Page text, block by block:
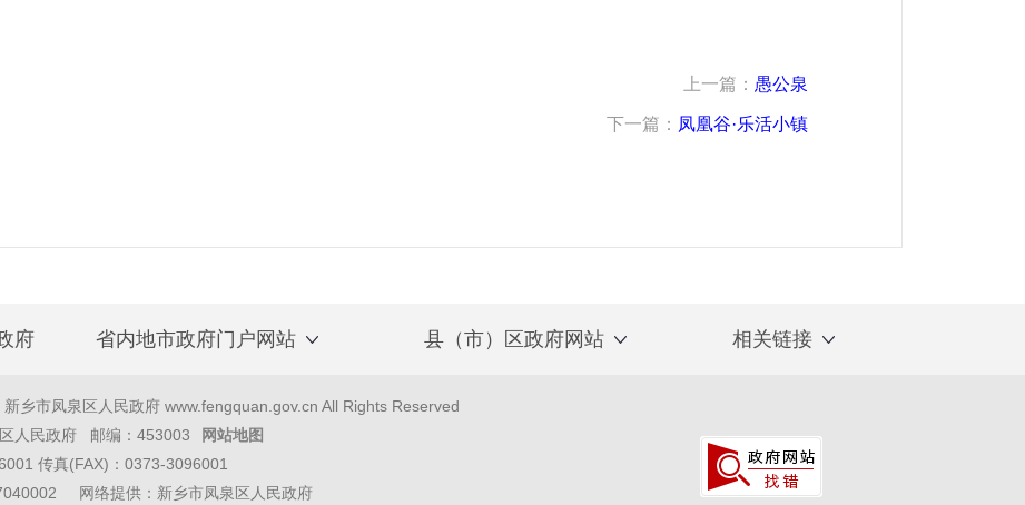
上一篇： 愚公泉
下一篇： 凤凰谷·乐活小镇
府 省内地市政府门户网站 县（市）区政府网站 相关链接
乡市凤泉区人民政府 www.fengquan.gov.cn All Rights Reserved
人民政府 邮编：453003
网站地图
传真(FAX)：0373-3096001
网络提供：新乡市凤泉区人民政府